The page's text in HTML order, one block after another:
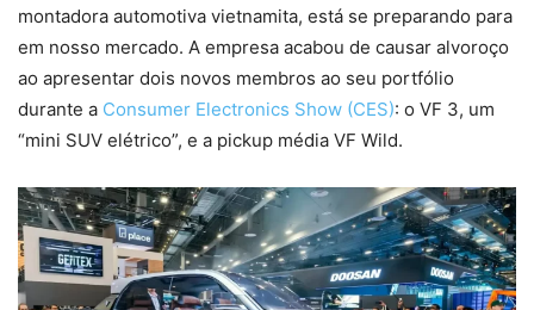
montadora automotiva vietnamita, está se preparando para
em nosso mercado. A empresa acabou de causar alvoroço
ao apresentar dois novos membros ao seu portfólio
durante a Consumer Electronics Show (CES): o VF 3, um
“mini SUV elétrico”, e a pickup média VF Wild.